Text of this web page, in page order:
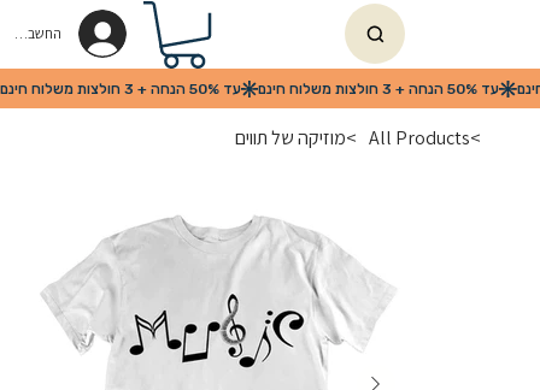
החשבון שלי
>
All Products
>מוזיקה של תווים